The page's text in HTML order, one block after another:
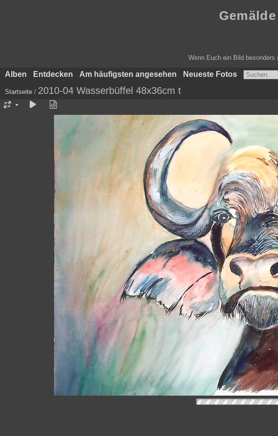
Wenn Euch ein Bild
Alben Entdecken Am häufigsten angesehen Neueste Fotos
Startseite / 2010-04 Wasserbüffel 48x36cm t